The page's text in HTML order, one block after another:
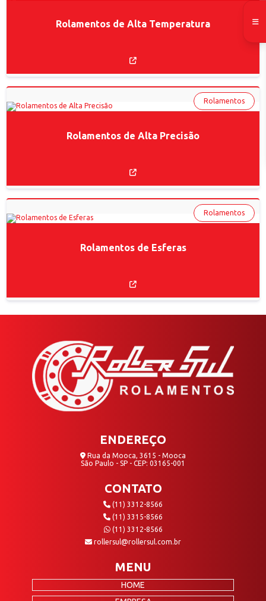
Rolamentos de Alta Temperatura
Rolamentos de Alta Precisão
Rolamentos
Rolamentos de Esferas
Rolamentos
ENDEREÇO
Rua da Mooca, 3615 - Mooca
São Paulo - SP - CEP: 03165-001
CONTATO
(11) 3312-8566
(11) 3315-8566
(11) 3312-8566
rollersul@rollersul.com.br
MENU
HOME